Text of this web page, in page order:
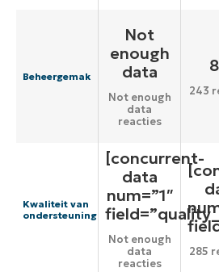
Beheergemak
Not
enough
data
Not enough
data
reacties
243
Kwaliteit van
ondersteuning
[concurrent-
data
num=”1″
Not enough
data
reacties
285